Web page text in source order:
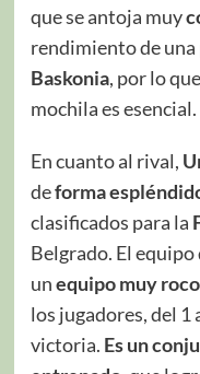
que se antoja muy
rendimiento de
Baskonia, por lo
mochila es esencial.
En cuanto al rival,
deforma
clasificados para la
Belgrado. El
unequipo muy
los jugadores, del 1
victoria. Es un